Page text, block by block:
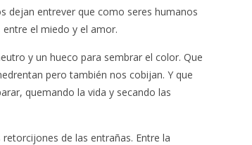
dejan entrever que como seres humanos
el miedo y el amor.
y un hueco para sembrar el color. Que
pero también nos cobijan. Y que
quemando la vida y secando las
de las entrañas. Entre la